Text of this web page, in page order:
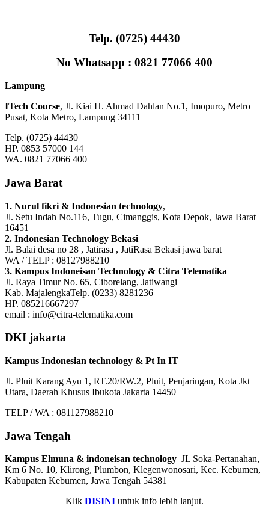
Telp. (0725) 44430
No Whatsapp : 0821 77066 400
Lampung
ITech Course, Jl. Kiai H. Ahmad Dahlan No.1, Imopuro, Metro
Pusat, Kota Metro, Lampung 34111
Telp. (0725) 44430
HP. 0853 57000 144
WA. 0821 77066 400
Jawa Barat
1. Nurul fikri & Indonesian technology,
Jl. Setu Indah No.116, Tugu, Cimanggis, Kota Depok, Jawa Barat
16451
2. Indonesian Technology Bekasi
Jl. Balai desa no 28 , Jatirasa , JatiRasa Bekasi jawa barat
WA / TELP : 08127988210
3. Kampus Indoneisan Technology & Citra Telematika
Jl. Raya Timur No. 65, Ciborelang, Jatiwangi
Kab. MajalengkaTelp. (0233) 8281236
HP. 085216667297
email : info@citra-telematika.com
DKI jakarta
Kampus Indonesian technology & Pt In IT
Jl. Pluit Karang Ayu 1, RT.20/RW.2, Pluit, Penjaringan, Kota Jkt
Utara, Daerah Khusus Ibukota Jakarta 14450
TELP / WA : 081127988210
Jawa Tengah
Kampus Elmuna & indoneisan technology JL Soka-Pertanahan,
Km 6 No. 10, Klirong, Plumbon, Klegenwonosari, Kec. Kebumen,
Kabupaten Kebumen, Jawa Tengah 54381
Klik DISINI untuk info lebih lanjut.